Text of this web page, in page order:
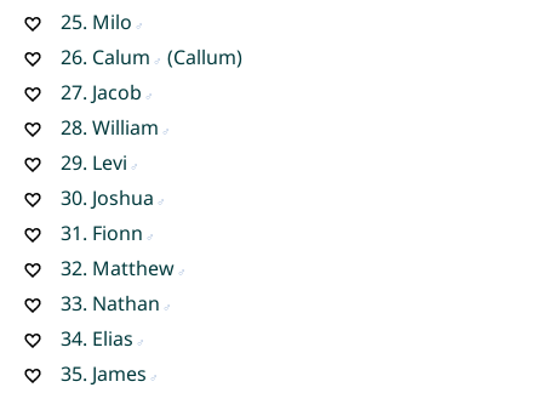
25. Milo
26. Calum
(Callum)
27. Jacob
28. William
29. Levi
30. Joshua
31. Fionn
32. Matthew
33. Nathan
34. Elias
35. James